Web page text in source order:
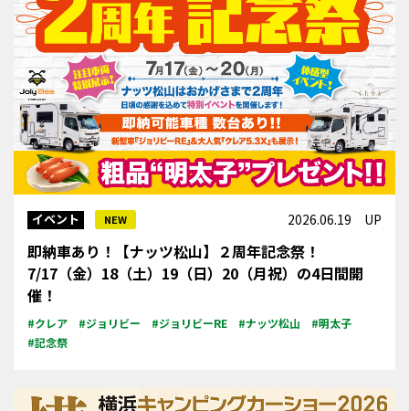
イベント NEW 2026.06.19 UP
即納車あり！【ナッツ松山】２周年記念祭！
7/17（金）18（土）19（日）20（月祝）の4日間開
催！
#クレア #ジョリビー #ジョリビーRE #ナッツ松山
#明太子
#記念祭